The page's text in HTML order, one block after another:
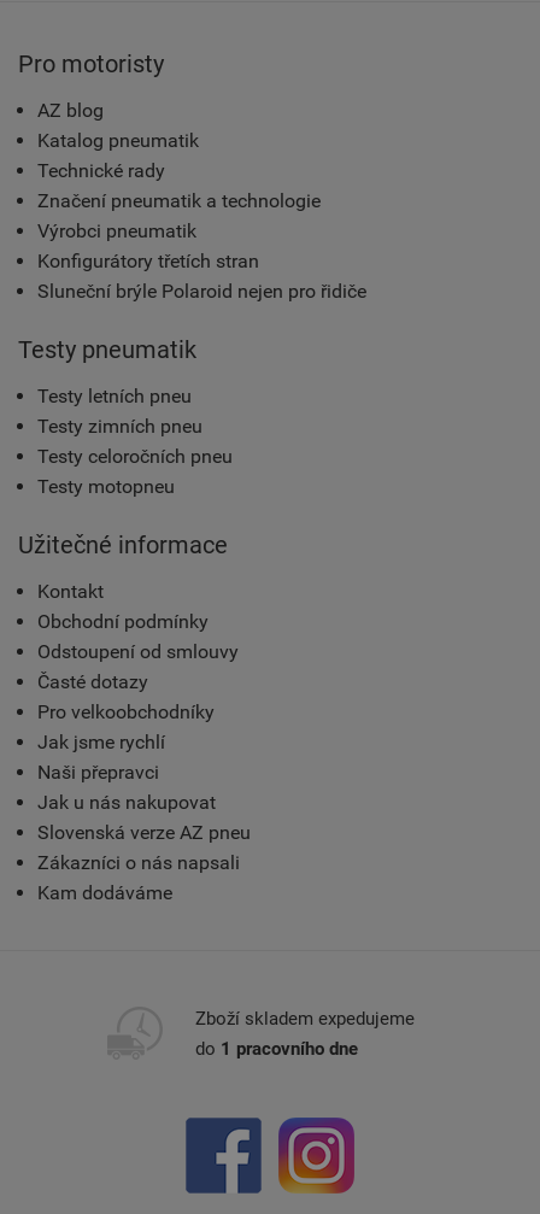
Pro motoristy
AZ blog
Katalog pneumatik
Technické rady
Značení pneumatik a technologie
Výrobci pneumatik
Konfigurátory třetích stran
Sluneční brýle Polaroid nejen pro řidiče
Testy pneumatik
Testy letních pneu
Testy zimních pneu
Testy celoročních pneu
Testy motopneu
Užitečné informace
Kontakt
Obchodní podmínky
Odstoupení od smlouvy
Časté dotazy
Pro velkoobchodníky
Jak jsme rychlí
Naši přepravci
Jak u nás nakupovat
Slovenská verze AZ pneu
Zákazníci o nás napsali
Kam dodáváme
Zboží skladem expedujeme
do 1 pracovního dne